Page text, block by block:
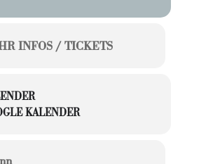
INFOS / TICKETS
KALENDER